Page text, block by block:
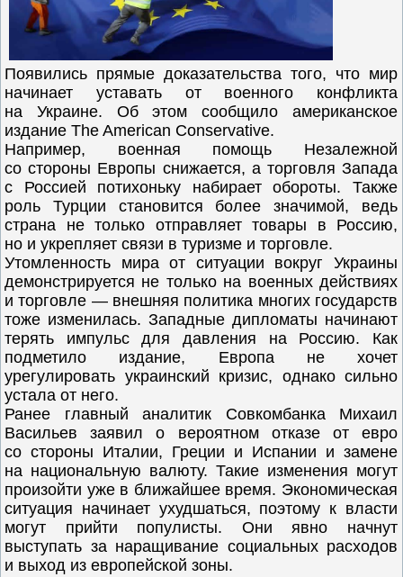
Появились прямые доказательства того, что мир
начинает уставать от военного конфликта
на Украине. Об этом сообщило американское
издание The American Conservative.
Например, военная помощь Незалежной
со стороны Европы снижается, а торговля Запада
с Россией потихоньку набирает обороты. Также
роль Турции становится более значимой, ведь
страна не только отправляет товары в Россию,
но и укрепляет связи в туризме и торговле.
Утомленность мира от ситуации вокруг Украины
демонстрируется не только на военных действиях
и торговле — внешняя политика многих государств
тоже изменилась. Западные дипломаты начинают
терять импульс для давления на Россию. Как
подметило издание, Европа не хочет
урегулировать украинский кризис, однако сильно
устала от него.
Ранее главный аналитик Совкомбанка Михаил
Васильев заявил о вероятном отказе от евро
со стороны Италии, Греции и Испании и замене
на национальную валюту. Такие изменения могут
произойти уже в ближайшее время. Экономическая
ситуация начинает ухудшаться, поэтому к власти
могут прийти популисты. Они явно начнут
выступать за наращивание социальных расходов
и выход из европейской зоны.